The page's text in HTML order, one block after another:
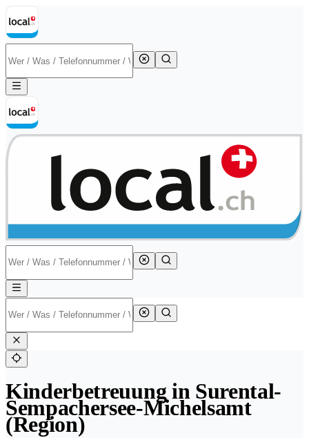
Kinderbetreuung in Surental-
Sempachersee-Michelsamt
(Region)